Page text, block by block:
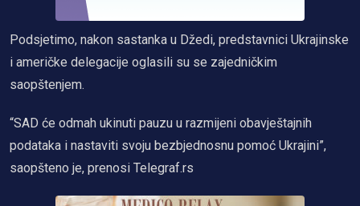
Podsjetimo, nakon sastanka u Džedi, predstavnici Ukrajinske
i američke delegacije oglasili su se zajedničkim
saopštenjem.
“SAD će odmah ukinuti pauzu u razmijeni obavještajnih
podataka i nastaviti svoju bezbjednosnu pomoć Ukrajini”,
saopšteno je, prenosi Telegraf.rs